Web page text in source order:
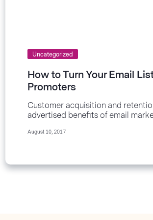
Uncategorized
How to Turn Your Email
Promoters
Customer acquisition and
advertised benefits of email
every stage of the buyers’ journey
August 10, 2017